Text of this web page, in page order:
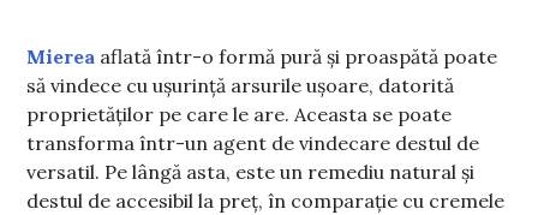
Mierea aflată într-o formă pură și proaspătă poate
să vindece cu ușurință arsurile ușoare, datorită
proprietăților pe care le are. Aceasta se poate
transforma într-un agent de vindecare destul de
versatil. Pe lângă asta, este un remediu natural și
destul de accesibil la preț, în comparație cu cremele